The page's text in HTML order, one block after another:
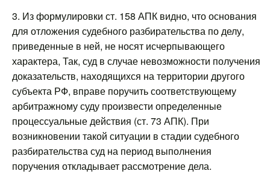
3. Из формулировки ст. 158 АПК видно, что основания
для отложения судебного разбирательства по делу,
приведенные в ней, не носят исчерпывающего
характера, Так, суд в случае невозможности получения
доказательств, находящихся на территории другого
субъекта РФ, вправе поручить соответствующему
арбитражному суду произвести определенные
процессуальные действия (ст. 73 АПК). При
возникновении такой ситуации в стадии судебного
разбирательства суд на период выполнения
поручения откладывает рассмотрение дела.